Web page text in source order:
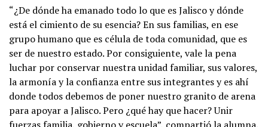
“¿De dónde ha emanado todo lo que es Jalisco y dónde
está el cimiento de su esencia? En sus familias, en ese
grupo humano que es célula de toda comunidad, que es
ser de nuestro estado. Por consiguiente, vale la pena
luchar por conservar nuestra unidad familiar, sus valores,
la armonía y la confianza entre sus integrantes y es ahí
donde todos debemos de poner nuestro granito de arena
para apoyar a Jalisco. Pero ¿qué hay que hacer? Unir